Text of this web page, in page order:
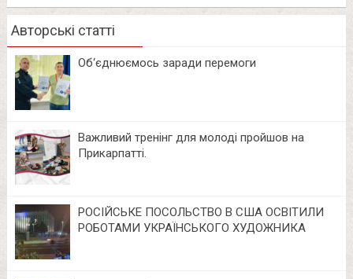
Авторські статті
Об‘єднюємось заради перемоги
Важливий тренінг для молоді пройшов на
Прикарпатті.
РОСІЙСЬКЕ ПОСОЛЬСТВО В США ОСВІТИЛИ
РОБОТАМИ УКРАЇНСЬКОГО ХУДОЖНИКА